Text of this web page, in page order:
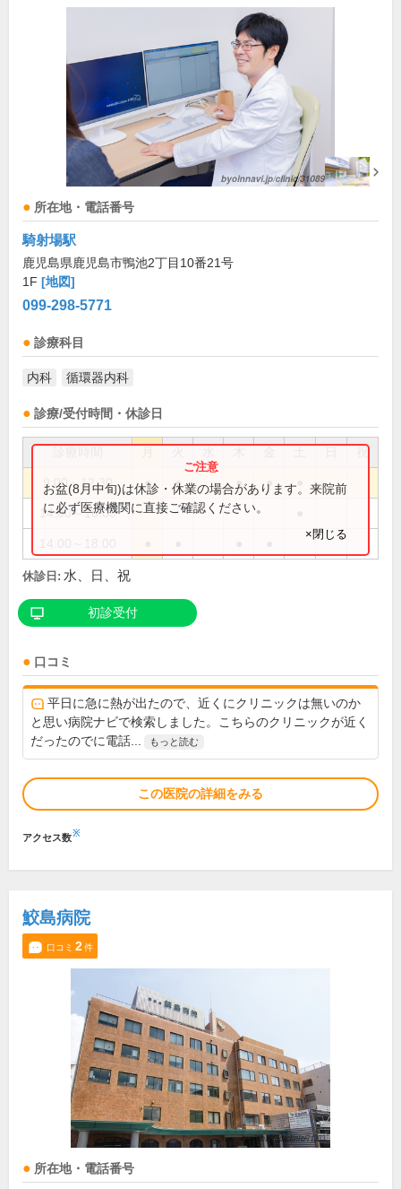
所在地・電話番号
騎射場駅
鹿児島県鹿児島市鴨池2丁目10番21号
1F [地図]
099-298-5771
診療科目
内科 循環器内科
診療/受付時間・休診日
祝
9:00～12:30 ● ● ● ●
14:00～16:00
お盆(8月中旬)は休診・休業の場合があります。来院前
に必ず医療機関に直接ご確認ください。
×閉じる
休診日: 水、日、祝
初診受付
口コミ
平日に急に熱が出たので、近くにクリニックは無いのか
と思い病院ナビで検索しました。こちらのクリニックが近く
だったのでに電話...
もっと読む
この医院の詳細をみる
アクセス数※
鮫島病院
口コミ 2件
所在地・電話番号